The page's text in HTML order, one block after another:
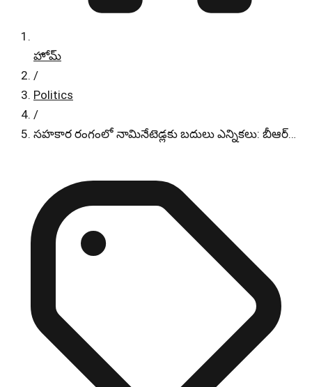
హోమ్
/
Politics
/
సహకార రంగంలో నామినేటెడ్లకు బదులు ఎన్నికలు: బీఆర్…